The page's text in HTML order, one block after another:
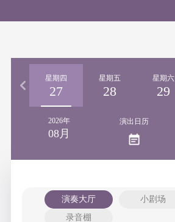
星期四
27
星期五
28
星期六
29
2026年
08月
演出日历
演奏大厅
小剧场
录音棚